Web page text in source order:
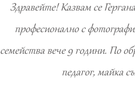
Здравейте! Казвам се
професионално с
семейства вече 9 години. По
педагог, майка